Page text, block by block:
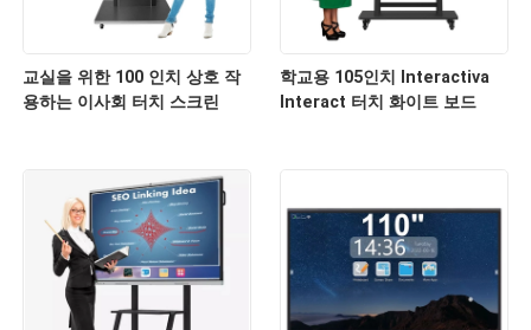
교실을 위한 100 인치 상호 작
용하는 이사회 터치 스크린
학교용 105인치 Interactiva
Interact 터치 화이트 보드